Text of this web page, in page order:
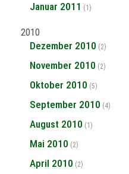
Januar 2011 (1)
2010
Dezember 2010 (2)
November 2010 (2)
Oktober 2010 (5)
September 2010 (4)
August 2010 (1)
Mai 2010 (2)
April 2010 (2)